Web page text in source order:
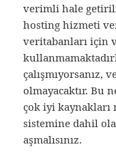
verimli hale
hosting hizmeti
veritabanları için
çalışmıyorsanız,
olmayacaktır. Bu
çok iyi kaynakları
sistemine dahil
aşmalısınız.